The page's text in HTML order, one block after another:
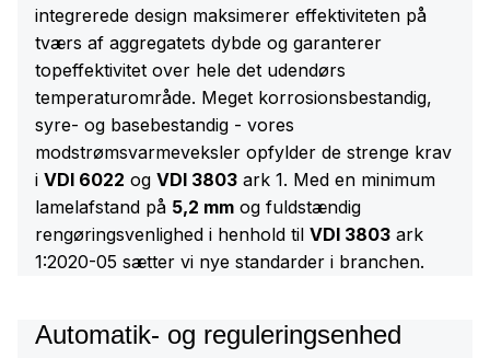
integrerede design maksimerer effektiviteten på
tværs af aggregatets dybde og garanterer
topeffektivitet over hele det udendørs
temperaturområde. Meget korrosionsbestandig,
syre- og basebestandig - vores
modstrømsvarmeveksler opfylder de strenge krav
i VDI 6022 og VDI 3803 ark 1. Med en minimum
lamelafstand på 5,2 mm og fuldstændig
rengøringsvenlighed i henhold til VDI 3803 ark
1:2020-05 sætter vi nye standarder i branchen.
Automatik- og reguleringsenhed